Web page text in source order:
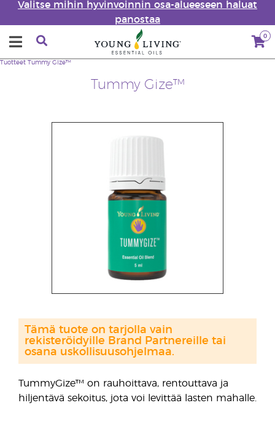
Valitse mihin hyvinvoinnin osa-alueeseen haluat
panostaa
0
Tummy Gize™
Tuotteet Tummy Gize™
TummyGize™ on rauhoittava, rentouttava ja
hiljentävä sekoitus, jota voi levittää lasten mahalle.
Tämä tuote on tarjolla vain
rekisteröidyille Brand Partnereille tai
osana uskollisuusohjelmaa.